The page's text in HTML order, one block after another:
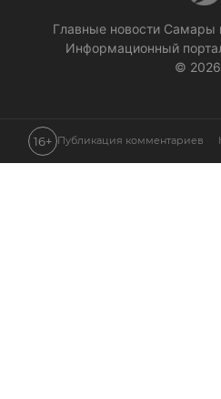
Главные новости Самары
Информационный
© 2026
16+ Публикация комментариев